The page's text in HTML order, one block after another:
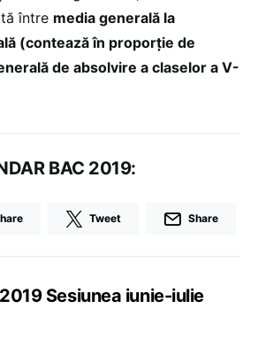
între media generală la
(contează în proporție de
de absolvire a claselor a V-
BAC 2019:
Tweet Share
Sesiunea iunie-iulie